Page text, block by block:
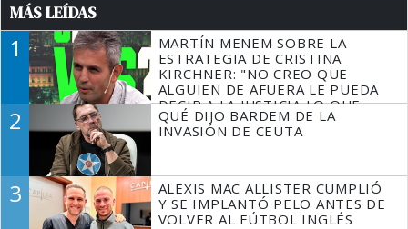
MÁS LEÍDAS
1
MARTÍN MENEM SOBRE LA
ESTRATEGIA DE CRISTINA
KIRCHNER: "NO CREO QUE
ALGUIEN DE AFUERA LE PUEDA
DECIR A LA JUSTICIA LO QUE
TIENE QUE HACER"
2
QUÉ DIJO BARDEM DE LA
INVASIÓN DE CEUTA
3
ALEXIS MAC ALLISTER CUMPLIÓ
Y SE IMPLANTÓ PELO ANTES DE
VOLVER AL FÚTBOL INGLÉS